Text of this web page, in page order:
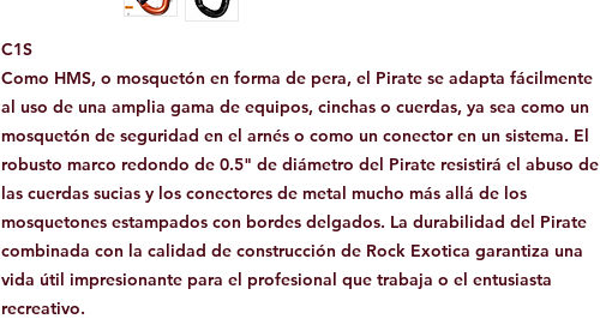
C1S
Como HMS, o mosquetón en forma de pera, el Pirate se adapta fácilmente
al uso de una amplia gama de equipos, cinchas o cuerdas, ya sea como un
mosquetón de seguridad en el arnés o como un conector en un sistema. El
robusto marco redondo de 0.5" de diámetro del Pirate resistirá el abuso de
las cuerdas sucias y los conectores de metal mucho más allá de los
mosquetones estampados con bordes delgados. La durabilidad del Pirate
combinada con la calidad de construcción de Rock Exotica garantiza una
vida útil impresionante para el profesional que trabaja o el entusiasta
recreativo.